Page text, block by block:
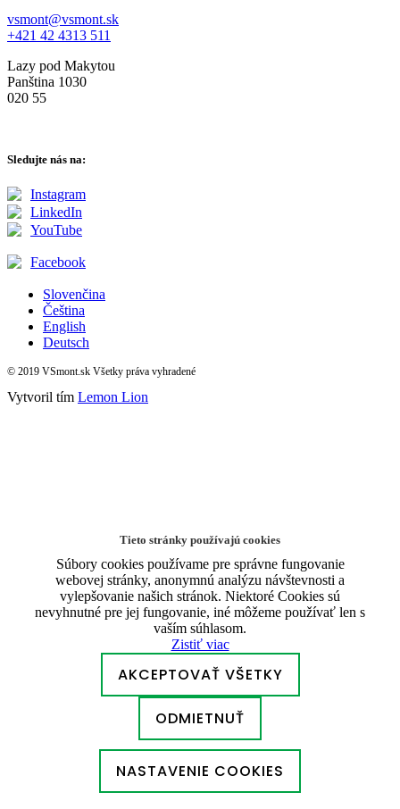
vsmont@vsmont.sk
+421 42 4313 511
Lazy pod Makytou
Panština 1030
020 55
Sledujte nás na:
Instagram
LinkedIn
YouTube
Facebook
Slovenčina
Čeština
English
Deutsch
© 2019 VSmont.sk Všetky práva vyhradené
Vytvoril tím Lemon Lion
Tieto stránky používajú cookies
Súbory cookies používame pre správne fungovanie
webovej stránky, anonymnú analýzu návštevnosti a
vylepšovanie našich stránok. Niektoré Cookies sú
nevyhnutné pre jej fungovanie, iné môžeme používať len s
vaším súhlasom.
Zistiť viac
AKCEPTOVAŤ VŠETKY
ODMIETNUŤ
NASTAVENIE COOKIES